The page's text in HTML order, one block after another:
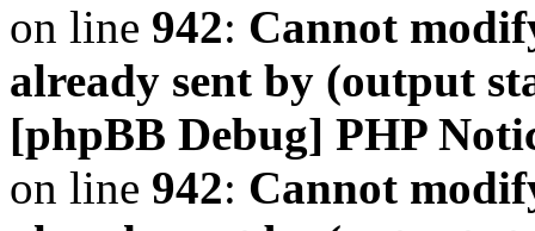
on line 942: Cannot
already sent by (output
[phpBB Debug] PHP
on line 942: Cannot